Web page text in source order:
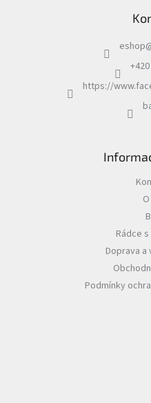
eshop
https://
Rádce
Doprava
Podmínky